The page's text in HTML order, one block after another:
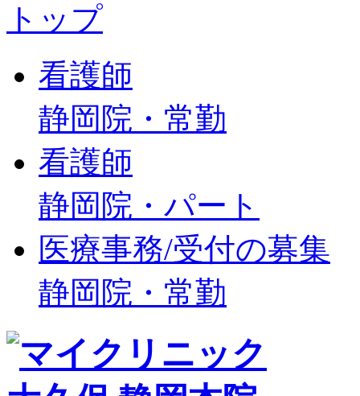
トップ
看護師
静岡院・常勤
看護師
静岡院・パート
医療事務/受付の募集
静岡院・常勤